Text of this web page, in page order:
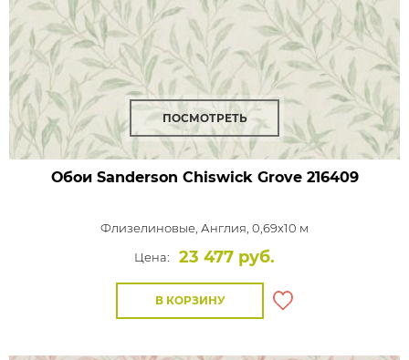
ПОСМОТРЕТЬ
Обои Sanderson Chiswick Grove216409
Флизелиновые, Англия, 0,69x10 м
Цена:
23 477 руб.
В КОРЗИНУ